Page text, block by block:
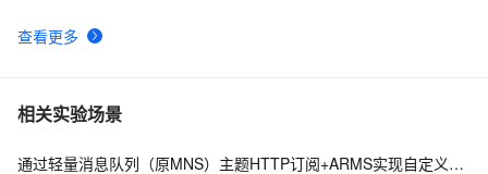
查看更多
相关实验场景
通过轻量消息队列（原MNS）主题HTTP订阅+ARMS实现自定义数据多渠道告警